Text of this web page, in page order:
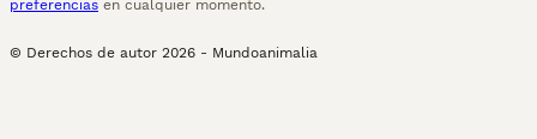
preferencias en cualquier momento.
© Derechos de autor 2026 - Mundoanimalia